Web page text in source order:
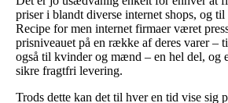
priser i blandt diverse internet shops, og
Recipe for men internet firmaer været
prisniveauet på en række af deres varer –
også til kvinder og mænd – en hel del, og
sikre fragtfri levering.
Trods dette kan det til hver en tid vise sig